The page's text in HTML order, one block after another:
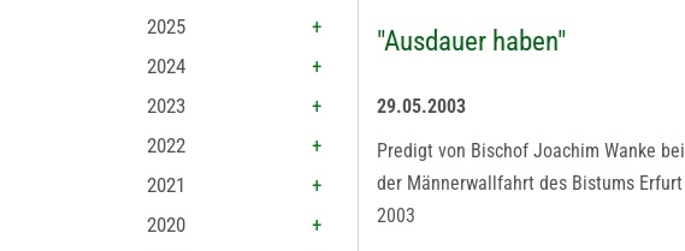
2025
2024
2023
2022
2021
2020
"Ausdauer haben"
29.05.2003
Predigt von Bischof Joachim Wanke bei
der Männerwallfahrt des Bistums Erfurt
2003